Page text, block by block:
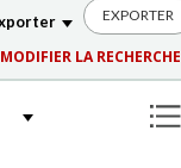
EXPORTER
MODIFIER LA RECHERCHE